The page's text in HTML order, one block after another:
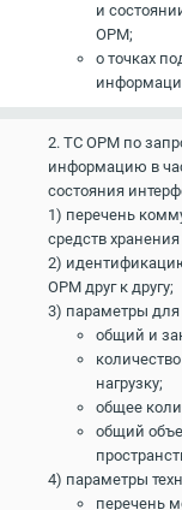
и
ОРМ;
о точках
2. ТС ОРМ по
информацию в
состояния
1) перечень
средств
2)
ОРМ друг к другу;
3) параметры для
общий и
нагрузку;
общее
общий
4) параметры
перечень